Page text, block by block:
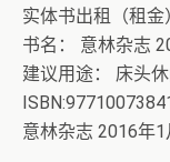
实体书出租（租金
书名： 意林杂志
建议用途： 床头
意林杂志 2016年